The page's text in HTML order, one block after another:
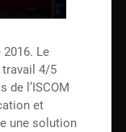
2016. Le
travail 4/5
de l’ISCOM
et
une solution